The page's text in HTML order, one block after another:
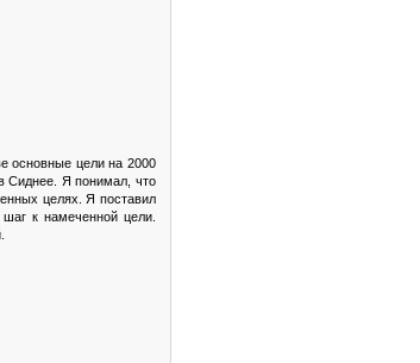
основные цели на 2000
Сиднее. Я понимал, что
целях. Я поставил
к намеченной цели.